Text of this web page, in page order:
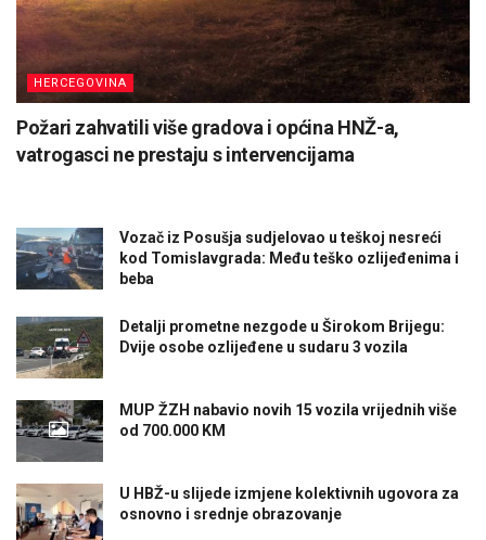
HERCEGOVINA
Požari zahvatili više gradova i općina HNŽ-a,
vatrogasci ne prestaju s intervencijama
Vozač iz Posušja sudjelovao u teškoj nesreći
kod Tomislavgrada: Među teško ozlijeđenima i
beba
Detalji prometne nezgode u Širokom Brijegu:
Dvije osobe ozlijeđene u sudaru 3 vozila
MUP ŽZH nabavio novih 15 vozila vrijednih više
od 700.000 KM
U HBŽ-u slijede izmjene kolektivnih ugovora za
osnovno i srednje obrazovanje